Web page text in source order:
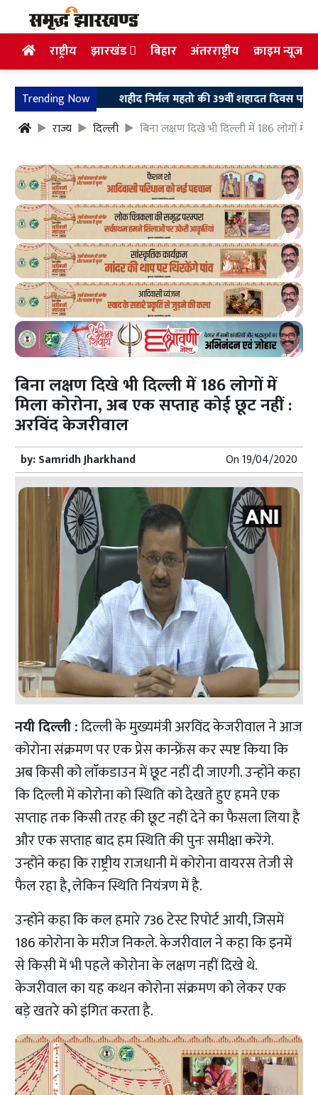
राष्ट्रीय झारखंड बिहार अंतरराष्ट्रीय क्राइम न्यूज
Trending Nowशहीद निर्मल महतो की 39वीं शहादत दिवस पर उलियान
राज्य
दिल्ली बिना लक्षण दिखे भी दिल्ली में 186 लोगों में
बिना लक्षण दिखे भी दिल्ली में 186 लोगों में
मिला कोरोना, अब एक सप्ताह कोई छूट नहीं :
अरविंद केजरीवाल
by:Samridh Jharkhand On19/04/2020
नयी दिल्ली :दिल्ली के मुख्यमंत्री अरविंद केजरीवाल ने आज
कोरोना संक्रमण पर एक प्रेस कान्फ्रेंस कर स्पष्ट किया कि
अब किसी को लाॅकडाउन में छूट नहीं दी जाएगी. उन्होंने कहा
कि दिल्ली में कोरोना को स्थिति को देखते हुए हमने एक
सप्ताह तक किसी तरह की छूट नहीं देने का फैसला लिया है
और एक सप्ताह बाद हम स्थिति की पुनः समीक्षा करेंगे.
उन्होंने कहा कि राष्ट्रीय राजधानी में कोरोना वायरस तेजी से
फैल रहा है, लेकिन स्थिति नियंत्रण में है.
उन्होंने कहा कि कल हमारे 736 टेस्ट रिपोर्ट आयी, जिसमें
186 कोरोना के मरीज निकले. केजरीवाल ने कहा कि इनमें
से किसी में भी पहले कोरोना के लक्षण नहीं दिखे थे.
केजरीवाल का यह कथन कोरोना संक्रमण को लेकर एक
बड़े खतरे को इंगित करता है.